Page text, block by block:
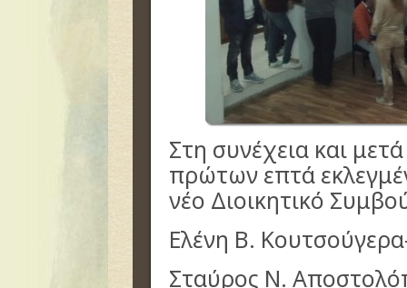
Στη συνέχεια και
πρώτων επτά
νέο Διοικητικό
Ελένη Β.
Σταύρος Ν.